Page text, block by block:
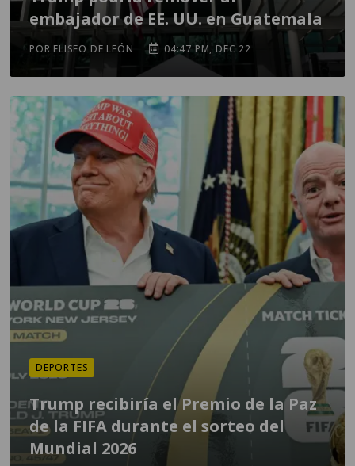
embajador de EE. UU. en Guatemala
POR ELISEO DE LEÓN 04:47 PM, DEC 22
DEPORTES
Trump recibiría el Premio de la Paz
de la FIFA durante el sorteo del
Mundial 2026